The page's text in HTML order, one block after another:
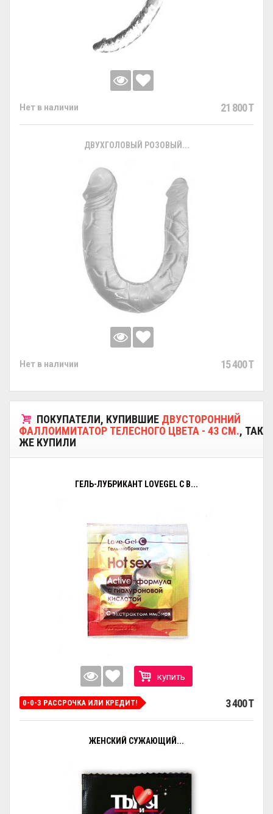
Нет в наличии 21 800 T
ДВУХГОЛОВЫЙ РОЗОВЫЙ...
Нет в наличии 15 400 T
ПОКУПАТЕЛИ, КУПИВШИЕ ДВУСТОРОННИЙ
ФАЛЛОИМИТАТОР ТЕЛЕСНОГО ЦВЕТА - 43 СМ., ТАК
ЖЕ КУПИЛИ
ГЕЛЬ-ЛУБРИКАНТ LOVEGEL C В...
купить
0-0-3 РАССРОЧКА ИЛИ КРЕДИТ! 3 400 T
ЖЕНСКИЙ СУЖАЮЩИЙ...